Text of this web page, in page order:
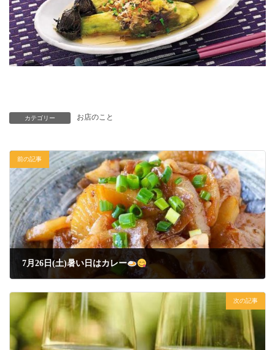
カテゴリー お店のこと
前の記事
7月26日(土)暑い日はカレー
次の記事